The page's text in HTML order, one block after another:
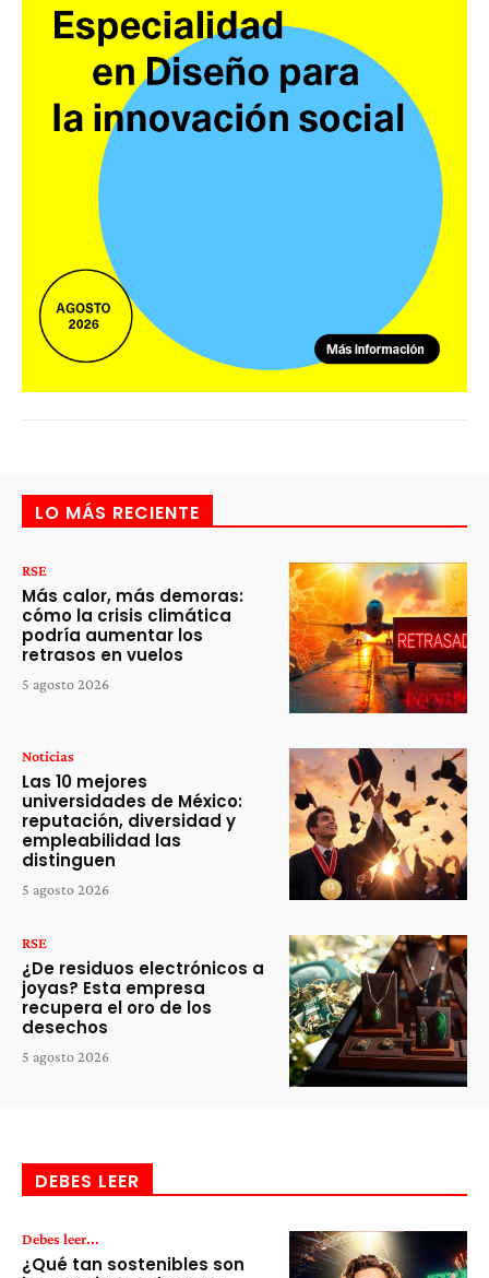
LO MÁS RECIENTE
RSE
Más calor, más demoras:
cómo la crisis climática
podría aumentar los
retrasos en vuelos
5 agosto 2026
Noticias
Las 10 mejores
universidades de México:
reputación, diversidad y
empleabilidad las
distinguen
5 agosto 2026
RSE
¿De residuos electrónicos a
joyas? Esta empresa
recupera el oro de los
desechos
5 agosto 2026
DEBES LEER
Debes leer...
¿Qué tan sostenibles son